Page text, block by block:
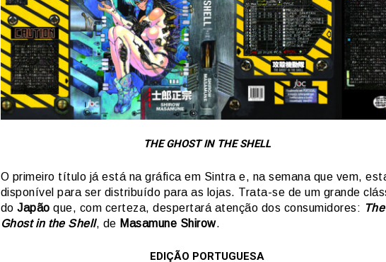
THE GHOST IN THE SHELL
O primeiro título já está na gráfica em Sintra e, na semana que vem,
disponível para ser distribuído para as lojas. Trata-se de um grande
do Japão que, com certeza, despertará atenção dos consumidores: The
Ghost in the Shell, de Masamune Shirow.
EDIÇÃO PORTUGUESA